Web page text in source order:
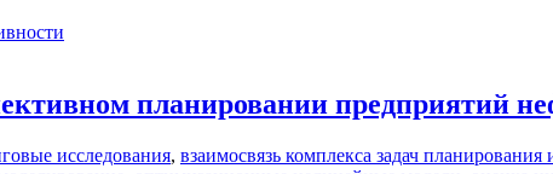
планировании предприятий
исследования, взаимосвязь комплекса задач планирования